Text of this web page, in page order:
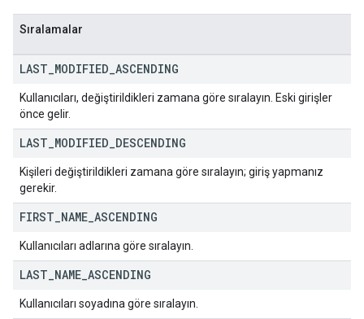
Sıralamalar
LAST MODIFIED ASCENDING
Kullanıcıları, değiştirildikleri zamana göre sıralayın. Eski girişler
önce gelir.
LAST MODIFIED DESCENDING
Kişileri değiştirildikleri zamana göre sıralayın; giriş yapmanız
gerekir.
FIRST NAME ASCENDING
Kullanıcıları adlarına göre sıralayın.
LAST NAME ASCENDING
Kullanıcıları soyadına göre sıralayın.